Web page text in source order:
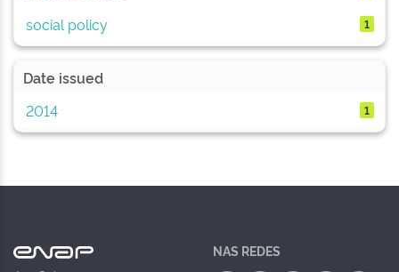
social policy 1
Date issued
2014
1
NAS REDES